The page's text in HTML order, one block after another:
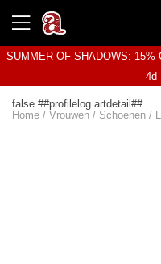
SUMMER OF SHADOWS: 15%
4d
false ##profilelog.artdetail##
Home / Vrouwen / Schoenen /